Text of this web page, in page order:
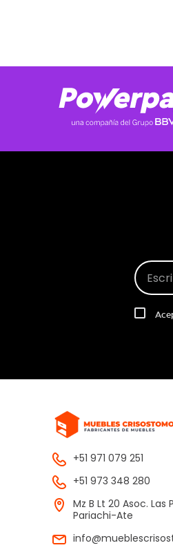
+51 971 079 251
+51 973 348 280
Mz B Lt 20 Asoc. Las
Pariachi-Ate